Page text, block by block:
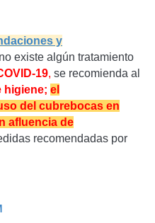
y
existe algún tratamiento
19, se recomienda al
higiene; el
del cubrebocas en
afluencia de
recomendadas por